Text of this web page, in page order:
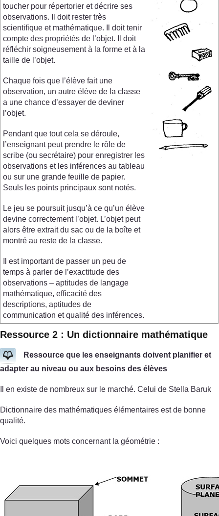
toucher pour répertorier et décrire ses
observations. Il doit rester très
scientifique et mathématique. Il doit tenir
compte des propriétés de l’objet. Il doit
réfléchir soigneusement à la forme et à la
taille de l’objet.
Chaque fois que l’élève fait une
observation, un autre élève de la classe
a une chance d’essayer de deviner
l’objet.
Pendant que tout cela se déroule,
l’enseignant peut prendre le rôle de
scribe (ou secrétaire) pour enregistrer les
observations et les inférences au tableau
ou sur une grande feuille de papier.
Seuls les points principaux sont notés.
Le jeu se poursuit jusqu’à ce qu’un élève
devine correctement l’objet. L’objet peut
alors être extrait du sac ou de la boîte et
montré au reste de la classe.
Il est important de passer un peu de
temps à parler de l’exactitude des
observations – aptitudes de langage
mathématique, efficacité des
descriptions, aptitudes de
communication et qualité des inférences.
Ressource 2 : Un dictionnaire mathématique
Ressource que les enseignants doivent planifier et
adapter au niveau ou aux besoins des élèves
Il en existe de nombreux sur le marché. Celui de Stella Baruk
Dictionnaire des mathématiques élémentaires est de bonne
qualité.
Voici quelques mots concernant la géométrie :